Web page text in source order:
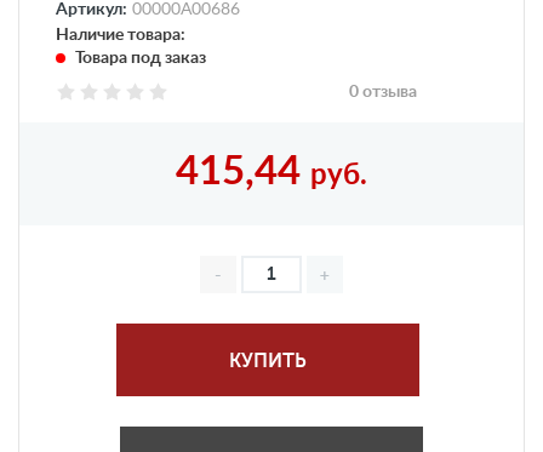
Артикул: 00000А00686
Наличие товара:
Товара под заказ
0 отзыва
415,44 руб.
КУПИТЬ